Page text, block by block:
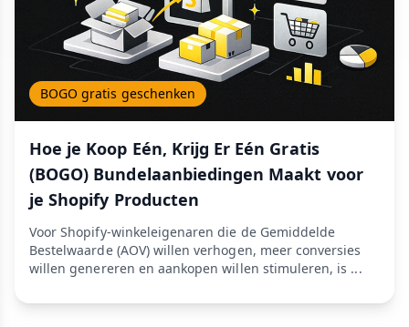
BOGO gratis geschenken
Hoe je Koop Eén, Krijg Er Eén Gratis
(BOGO) Bundelaanbiedingen Maakt voor
je Shopify Producten
Voor Shopify-winkeleigenaren die de Gemiddelde
Bestelwaarde (AOV) willen verhogen, meer conversies
willen genereren en aankopen willen stimuleren, is ...